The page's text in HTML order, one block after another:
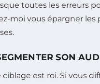
toutes les erreurs
moi vous épargner les
SON
ciblage est roi. Si vous